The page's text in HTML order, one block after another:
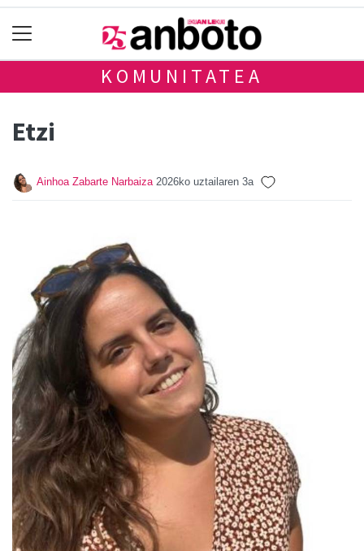
KOMUNITATEA
Etzi
Ainhoa Zabarte Narbaiza 2026ko uztailaren 3a